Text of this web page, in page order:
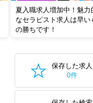
夏入職求人増加中！魅力
なセラピスト求人は早い
の勝ちです！
保存した求人
0件